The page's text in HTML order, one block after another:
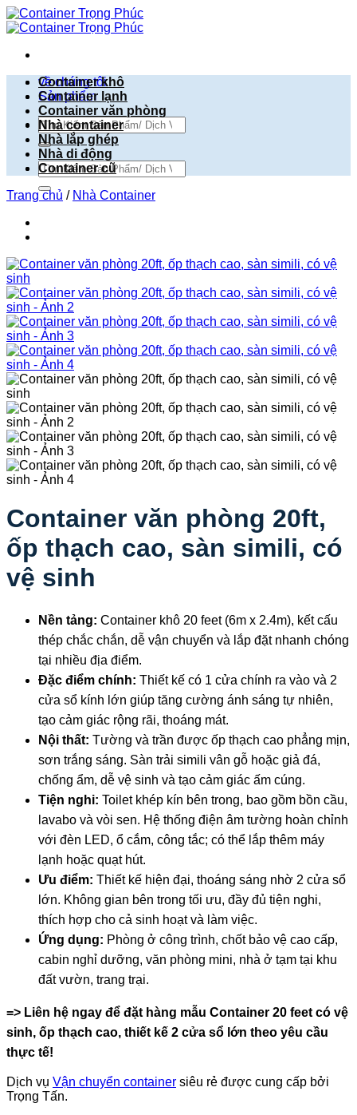
Bỏ
qua
dung
về chúng tôi
Sản phẩm
Tìm
kiếm:
Tìm
kiếm:
Container khô
Container lạnh
Container văn phòng
Nhà container
Nhà lắp ghép
Nhà di động
Container cũ
Trang chủ / Nhà Container
Container văn phòng 20ft,
ốp thạch cao, sàn simili, có
vệ sinh
Nền tảng: Container khô 20 feet (6m x 2.4m), kết cấu
thép chắc chắn, dễ vận chuyển và lắp đặt nhanh chóng
tại nhiều địa điểm.
Đặc điểm chính: Thiết kế có 1 cửa chính ra vào và 2
cửa sổ kính lớn giúp tăng cường ánh sáng tự nhiên,
tạo cảm giác rộng rãi, thoáng mát.
Nội thất: Tường và trần được ốp thạch cao phẳng mịn,
sơn trắng sáng. Sàn trải simili vân gỗ hoặc giả đá,
chống ẩm, dễ vệ sinh và tạo cảm giác ấm cúng.
Tiện nghi: Toilet khép kín bên trong, bao gồm bồn cầu,
lavabo và vòi sen. Hệ thống điện âm tường hoàn chỉnh
với đèn LED, ổ cắm, công tắc; có thể lắp thêm máy
lạnh hoặc quạt hút.
Ưu điểm: Thiết kế hiện đại, thoáng sáng nhờ 2 cửa sổ
lớn. Không gian bên trong tối ưu, đầy đủ tiện nghi,
thích hợp cho cả sinh hoạt và làm việc.
Ứng dụng: Phòng ở công trình, chốt bảo vệ cao cấp,
cabin nghỉ dưỡng, văn phòng mini, nhà ở tạm tại khu
đất vườn, trang trại.
=> Liên hệ ngay để đặt hàng mẫu Container 20 feet có vệ
sinh, ốp thạch cao, thiết kế 2 cửa sổ lớn theo yêu cầu
thực tế!
Dịch vụ Vận chuyển container siêu rẻ được cung cấp bởi
Trọng Tấn.